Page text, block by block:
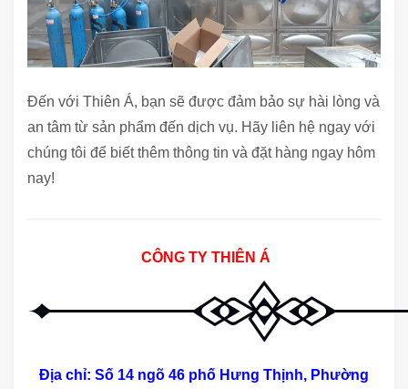
Đến với Thiên Á, bạn sẽ được đảm bảo sự hài lòng và
an tâm từ sản phẩm đến dịch vụ. Hãy liên hệ ngay với
chúng tôi để biết thêm thông tin và đặt hàng ngay hôm
nay!
CÔNG TY THIÊN Á
Địa chỉ: Số 14 ngõ 46 phố Hưng Thịnh, Phường